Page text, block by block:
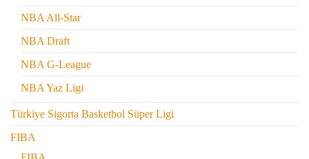
NBA All-Star
NBA Draft
NBA G-League
NBA Yaz Ligi
Türkiye Sigorta Basketbol Süper Ligi
FIBA